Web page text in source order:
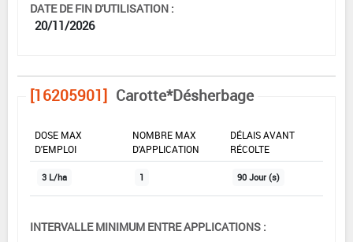
DATE DE FIN D'UTILISATION :
20/11/2026
[16205901] Carotte*Désherbage
DOSE MAX
D'EMPLOI
NOMBRE MAX
D'APPLICATION
DÉLAIS AVANT
RÉCOLTE
3 L/ha 1 90 Jour (s)
INTERVALLE MINIMUM ENTRE APPLICATIONS :